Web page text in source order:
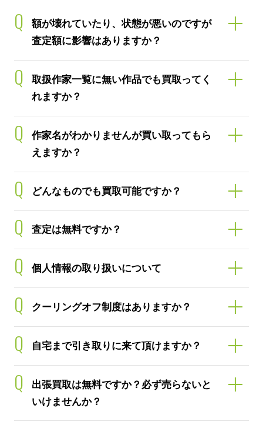
Q
額が壊れていたり、状態が悪いのですが
査定額に影響はありますか？
Q
取扱作家一覧に無い作品でも買取ってく
れますか？
Q
作家名がわかりませんが買い取ってもら
えますか？
Q どんなものでも買取可能ですか？
Q 査定は無料ですか？
Q 個人情報の取り扱いについて
Q クーリングオフ制度はありますか？
Q 自宅まで引き取りに来て頂けますか？
Q
出張買取は無料ですか？必ず売らないと
いけませんか？